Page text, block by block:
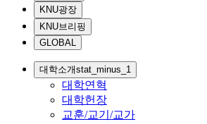
KNU광장
KNU브리핑
GLOBAL
대학소개stat_minus_1
대학연혁
대학헌장
교훈/교기/교가